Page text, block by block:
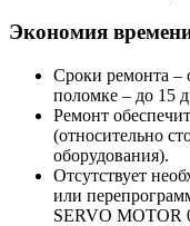
Экономия
Сроки ремонта –
поломке – до 15
Ремонт
(относительно
оборудования).
Отсутствует
или
SERVO MOTOR